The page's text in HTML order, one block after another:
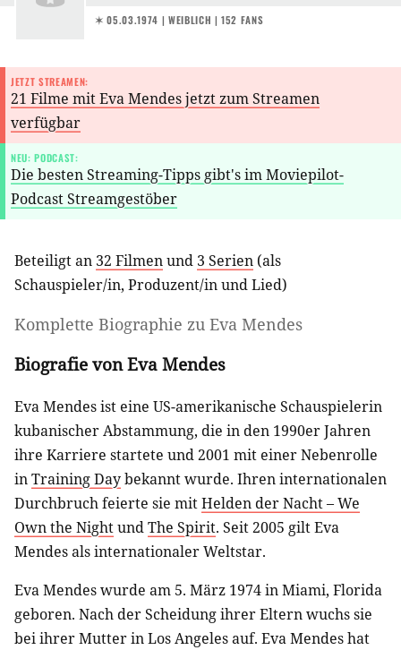
✶ 05.03.1974 | WEIBLICH | 152 FANS
JETZT STREAMEN:
21 Filme mit Eva Mendes jetzt zum Streamen
verfügbar
NEU: PODCAST:
Die besten Streaming-Tipps gibt's im Moviepilot-
Podcast Streamgestöber
Beteiligt an 32 Filmenund 3 Serien (als
Schauspieler/in, Produzent/inundLied)
Komplette Biographie zu Eva Mendes
Biografie von Eva Mendes
Eva Mendes ist eine US-amerikanische Schauspielerin
kubanischer Abstammung, die in den 1990er Jahren
ihre Karriere startete und 2001 mit einer Nebenrolle
inTraining Daybekannt wurde. Ihren internationalen
Durchbruch feierte sie mitHelden der Nacht – We
Own the NightundThe Spirit. Seit 2005 gilt Eva
Mendes als internationaler Weltstar.
Eva Mendes wurde am 5. März 1974 in Miami, Florida
geboren. Nach der Scheidung ihrer Eltern wuchs sie
bei ihrer Mutter in Los Angeles auf. Eva Mendes hat